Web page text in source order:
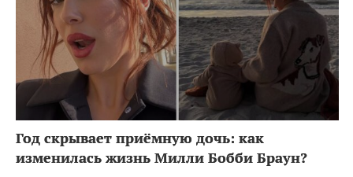
Год скрывает приёмную дочь: как
изменилась жизнь Милли Бобби Браун?